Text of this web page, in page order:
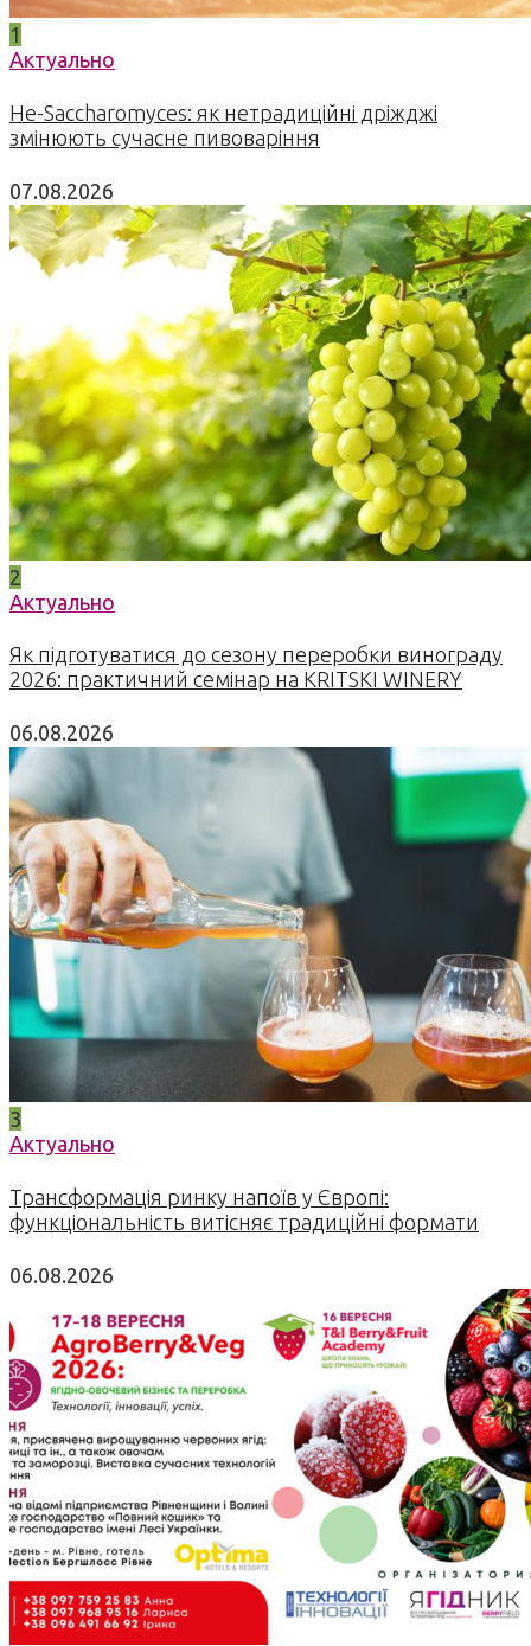
1
Актуально
Не-Saccharomyces: як нетрадиційні дріжджі
змінюють сучасне пивоваріння
07.08.2026
2
Актуально
Як підготуватися до сезону переробки винограду
2026: практичний семінар на KRITSKI WINERY
06.08.2026
3
Актуально
Трансформація ринку напоїв у Європі:
функціональність витісняє традиційні формати
06.08.2026